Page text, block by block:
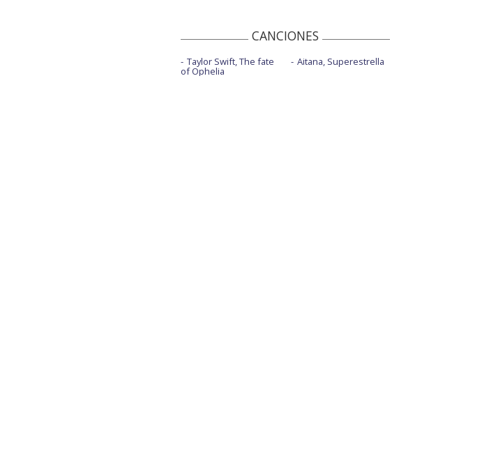
Finisterre & Panaderas de Pan Duro |
Guerra civil
CANCIONES
Taylor Swift, The fate
of Ophelia
Aitana, Superestrella